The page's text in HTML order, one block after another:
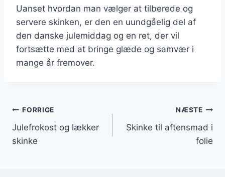
Uanset hvordan man vælger at tilberede og
servere skinken, er den en uundgåelig del af
den danske julemiddag og en ret, der vil
fortsætte med at bringe glæde og samvær i
mange år fremover.
Indlægsnavigation
FORRIGE
Julefrokost og lækker
skinke
NÆSTE
Skinke til aftensmad i
folie